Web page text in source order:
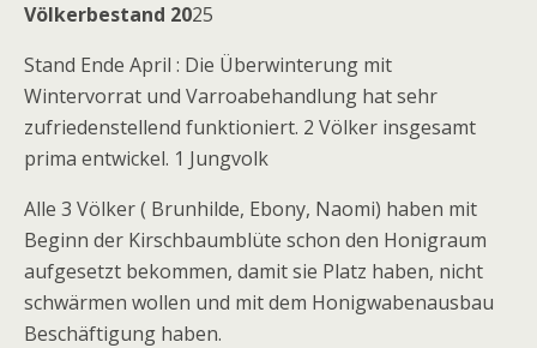
Völkerbestand 2025
Stand Ende April : Die Überwinterung mit
Wintervorrat und Varroabehandlung hat sehr
zufriedenstellend funktioniert. 2 Völker insgesamt
prima entwickel. 1 Jungvolk
Alle 3 Völker ( Brunhilde, Ebony, Naomi) haben mit
Beginn der Kirschbaumblüte schon den Honigraum
aufgesetzt bekommen, damit sie Platz haben, nicht
schwärmen wollen und mit dem Honigwabenausbau
Beschäftigung haben.